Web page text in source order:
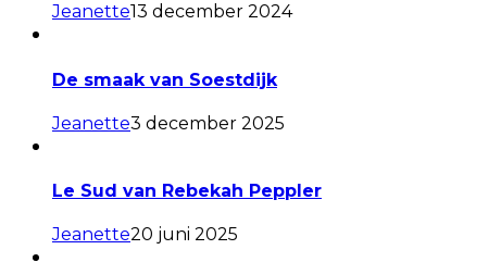
Jeanette13 december 2024
De smaak van Soestdijk
Jeanette3 december 2025
Le Sud van Rebekah Peppler
Jeanette20 juni 2025